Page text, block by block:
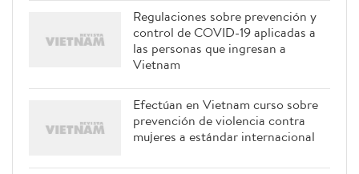
Regulaciones sobre prevención y
control de COVID-19 aplicadas a
las personas que ingresan a
Vietnam
Efectúan en Vietnam curso sobre
prevención de violencia contra
mujeres a estándar internacional